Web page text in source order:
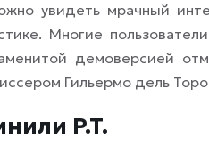
увидеть мрачный
Многие
демоверсией
Гильермо дель
P.T.